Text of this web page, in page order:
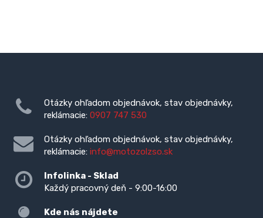
Otázky ohľadom objednávok, stav objednávky,
reklámacie: 0907 747 530
Otázky ohľadom objednávok, stav objednávky,
reklámacie: info@motozolzso.sk
Infolinka - Sklad
Každý pracovný deň - 9:00-16:00
Kde nás nájdete